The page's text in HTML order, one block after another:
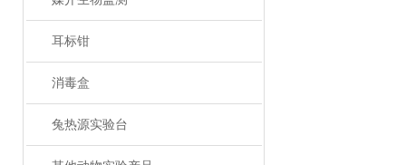
耳标钳
消毒盒
兔热源实验台